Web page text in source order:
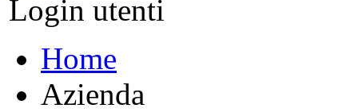
Login utenti
Home
Azienda